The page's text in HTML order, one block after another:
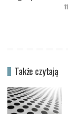
Także czytają